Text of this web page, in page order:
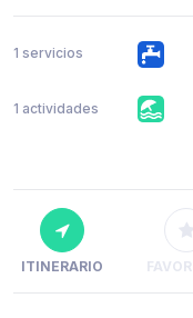
1 servicios
1 actividades
ITINERARIO